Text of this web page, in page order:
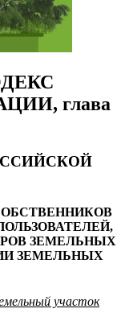
глава
ЗЕМЕЛЬНЫХ
ЗЕМЕЛЬНЫХ
участок